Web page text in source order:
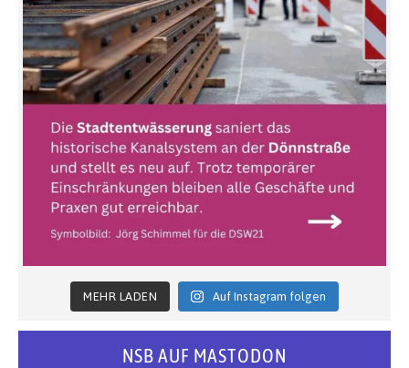
MEHR LADEN Auf Instagram folgen
NSB AUF MASTODON